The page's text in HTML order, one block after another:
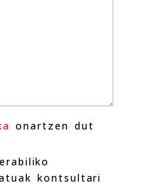
onartzen dut
kontsultari